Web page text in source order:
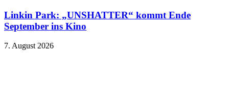
Linkin Park: „UNSHATTER“ kommt Ende
September ins Kino
7. August 2026